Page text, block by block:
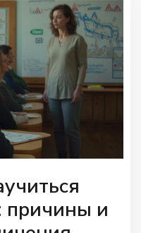
причины и